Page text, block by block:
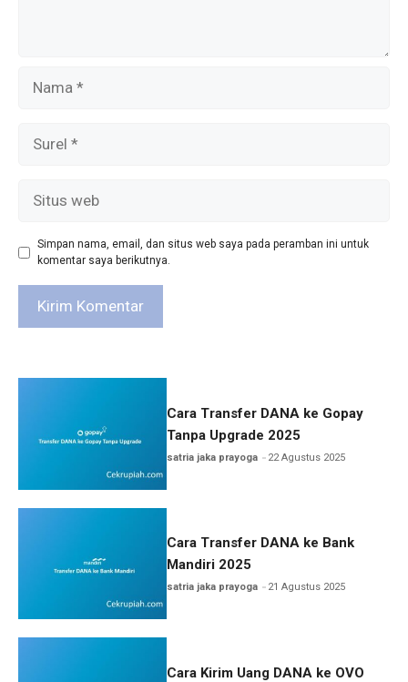
Simpan nama, email, dan situs web saya pada peramban ini untuk
komentar saya berikutnya.
Cara Transfer DANA ke Gopay
Tanpa Upgrade 2025
satria jaka prayoga 22 Agustus 2025
Cara Transfer DANA ke Bank
Mandiri 2025
satria jaka prayoga 21 Agustus 2025
Cara Kirim Uang DANA ke OVO